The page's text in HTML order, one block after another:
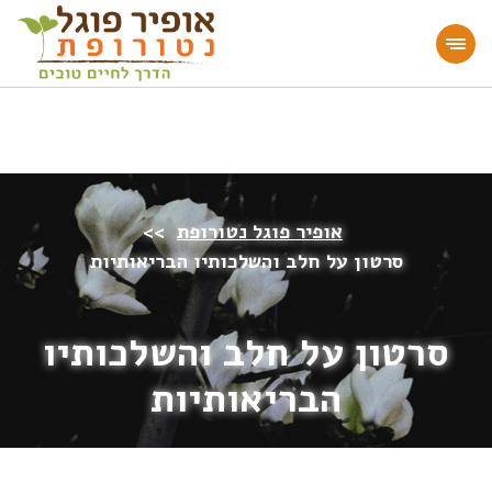
מעוניינים להעמיק או להתחיל דרך חיים בריאה?
הצטרפו לאתר!
אופיר פוגל נטורופת >>
סרטון על חלב והשלכותיו הבריאותיות
סרטון על חלב והשלכותיו
הבריאותיות